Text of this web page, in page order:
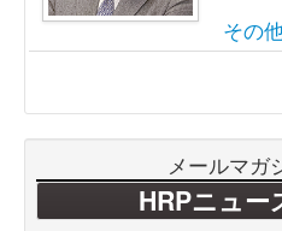
その
メールマガ
HRPニュー